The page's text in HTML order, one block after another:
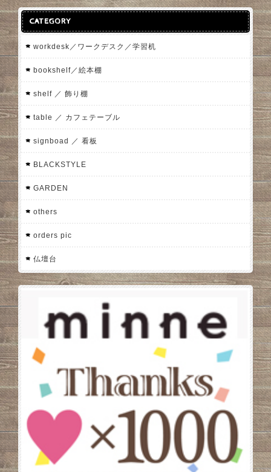
CATEGORY
workdesk／ワークデスク／学習机
bookshelf／絵本棚
shelf ／ 飾り棚
table ／ カフェテーブル
signboad ／ 看板
BLACKSTYLE
GARDEN
others
orders pic
仏壇台